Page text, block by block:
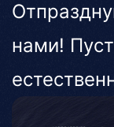
нами!